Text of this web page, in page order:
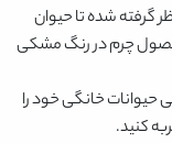
شده تا حیوان
چرم در رنگمشکی
خانگی خود را
کنید.